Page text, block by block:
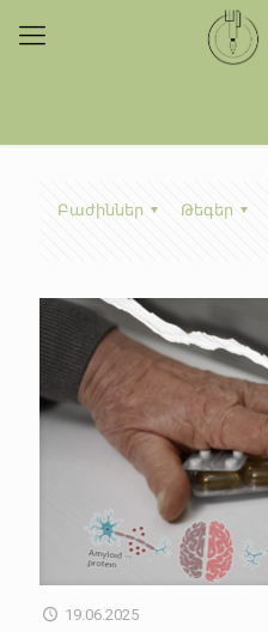
Բաժիններ Թեգեր
19.06.2025